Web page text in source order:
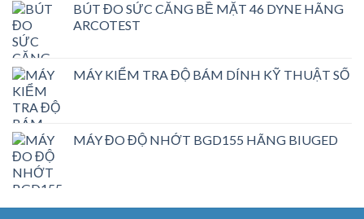
BÚT ĐO SỨC CĂNG BỀ MẶT 46 DYNE HÃNG
ARCOTEST
MÁY KIỂM TRA ĐỘ BÁM DÍNH KỸ THUẬT SỐ
MÁY ĐO ĐỘ NHỚT BGD155 HÃNG BIUGED